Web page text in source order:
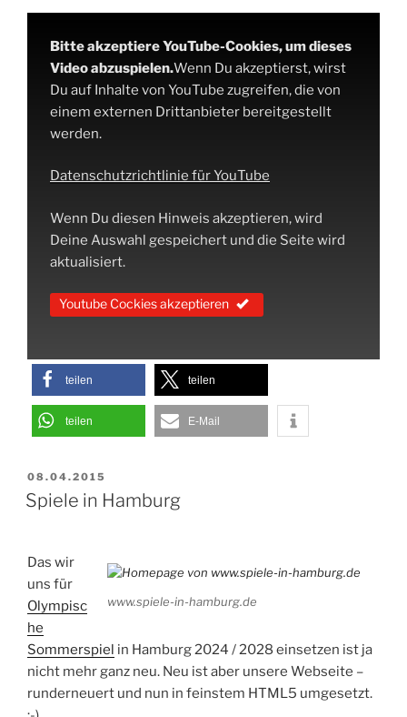
Bitte akzeptiere YouTube-Cookies, um dieses
Video abzuspielen.Wenn Du akzeptierst, wirst
Du auf Inhalte von YouTube zugreifen, die von
einem externen Drittanbieter bereitgestellt
werden.
Datenschutzrichtlinie für YouTube
Wenn Du diesen Hinweis akzeptieren, wird
Deine Auswahl gespeichert und die Seite wird
aktualisiert.
Youtube Cockies akzeptieren
teilen teilen
teilen E-Mail
VERÖFFENTLICHT
AM
08.04.2015
Spiele in Hamburg
www.spiele-in-hamburg.de
Das wir
uns für
Olympisc
he
Sommerspiel in Hamburg 2024 / 2028 einsetzen ist ja
nicht mehr ganz neu. Neu ist aber unsere Webseite –
runderneuert und nun in feinstem HTML5 umgesetzt.